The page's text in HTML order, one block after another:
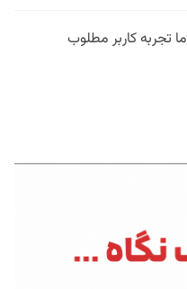
تجربه کاربر مطلوب